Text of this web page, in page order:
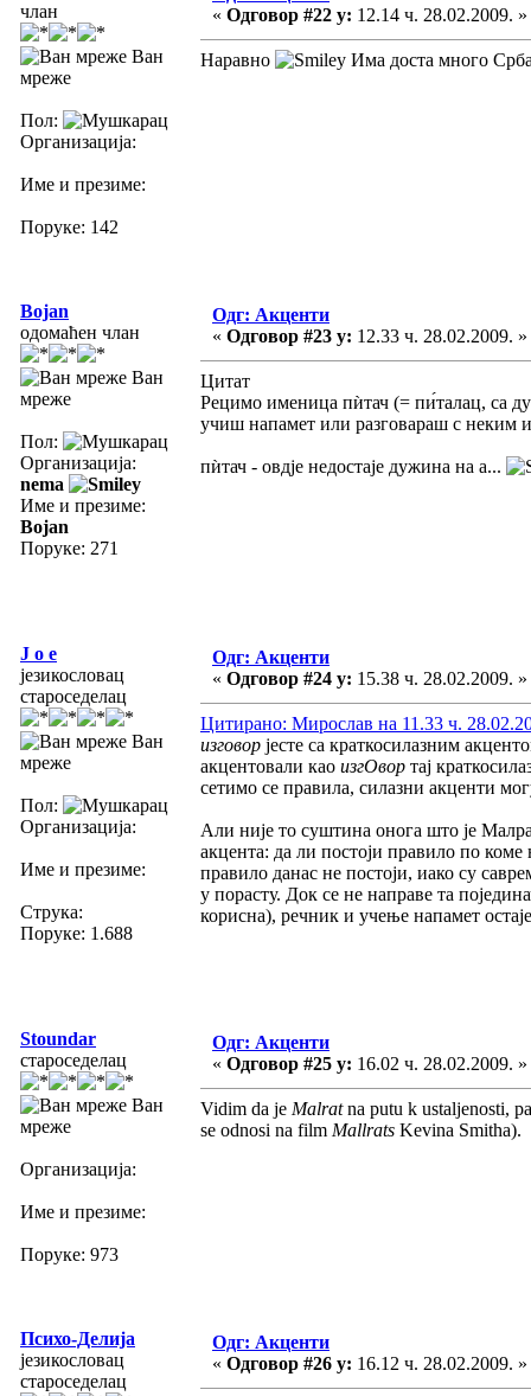
члан
Ван
мреже
Пол:
Организација:
Име и презиме:
Поруке: 142
« Одговор #22 у: 12.14 ч. 28.02.2009. »
Наравно Има доста много
Bojan
одомаћен члан
Ван
мреже
Пол:
Организација:
nema
Име и презиме:
Bojan
Поруке: 271
Одг: Акценти
« Одговор #23 у: 12.33 ч. 28.02.2009. »
Цитат
Рецимо именица пѝтач (= пи́талац, са
учиш напамет или разговараш с неким
пѝтач - овдје недостаје дужина на а...
J o e
језикословац
староседелац
Ван
мреже
Пол:
Организација:
Име и презиме:
Струка:
Поруке: 1.688
Одг: Акценти
« Одговор #24 у: 15.38 ч. 28.02.2009. »
Цитирано: Мирослав на 11.33 ч.
изговор јесте са краткосилазним
акцентовали као изгОвор тај
сетимо се правила, силазни акценти
Али није то суштина онога што је
акцента: да ли постоји правило по
правило данас не постоји, иако су
у порасту. Док се не направе та
корисна), речник и учење напамет
Stoundar
староседелац
Ван
мреже
Организација:
Име и презиме:
Поруке: 973
Одг: Акценти
« Одговор #25 у: 16.02 ч. 28.02.2009. »
Vidim da je Malratna putu k ustaljenosti,
se odnosi na film Mallrats Kevina Smitha).
Психо-Делија
језикословац
староседелац
Одг: Акценти
« Одговор #26 у: 16.12 ч. 28.02.2009. »